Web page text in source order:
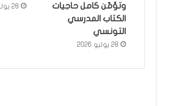
وتؤمّن كامل حاجيات
الكتاب المدرسي
التونسي
28 يوليو 2026
28 يوليو 2026